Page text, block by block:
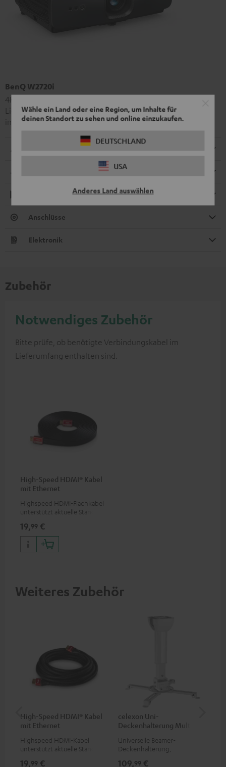
Wähle ein Land oder eine Region, um Inhalte für
deinen Standort zu sehen und online einzukaufen.
DEUTSCHLAND
USA
Anderes Land auswählen
BenQ W2720i
4K UHD-Beamer der Oberklasse mit beeindruckender
Lichtstärke (2.500 ANSI-Lumen), AI Cinema Mode und
integriertem Android TV
Anschlüsse
Elektronik
Zubehör
Notwendiges Zubehör
Bitte prüfe, ob benötigte Verbindungskabel im
Lieferumfang enthalten sind.
High-Speed HDMI® Kabel
mit Ethernet
Highspeed HDMI-Flachkabel
unterstützt aktuelle Standards
19,99 €
Weiteres Zubehör
High-Speed HDMI® Kabel
mit Ethernet
Highspeed HDMI-Kabel
unterstützt aktuelle Standards
19,99 €
celexon Uni-
Deckenhalterung MultiCel
Universelle Beamer-
Deckenhalterung,
109,99 €